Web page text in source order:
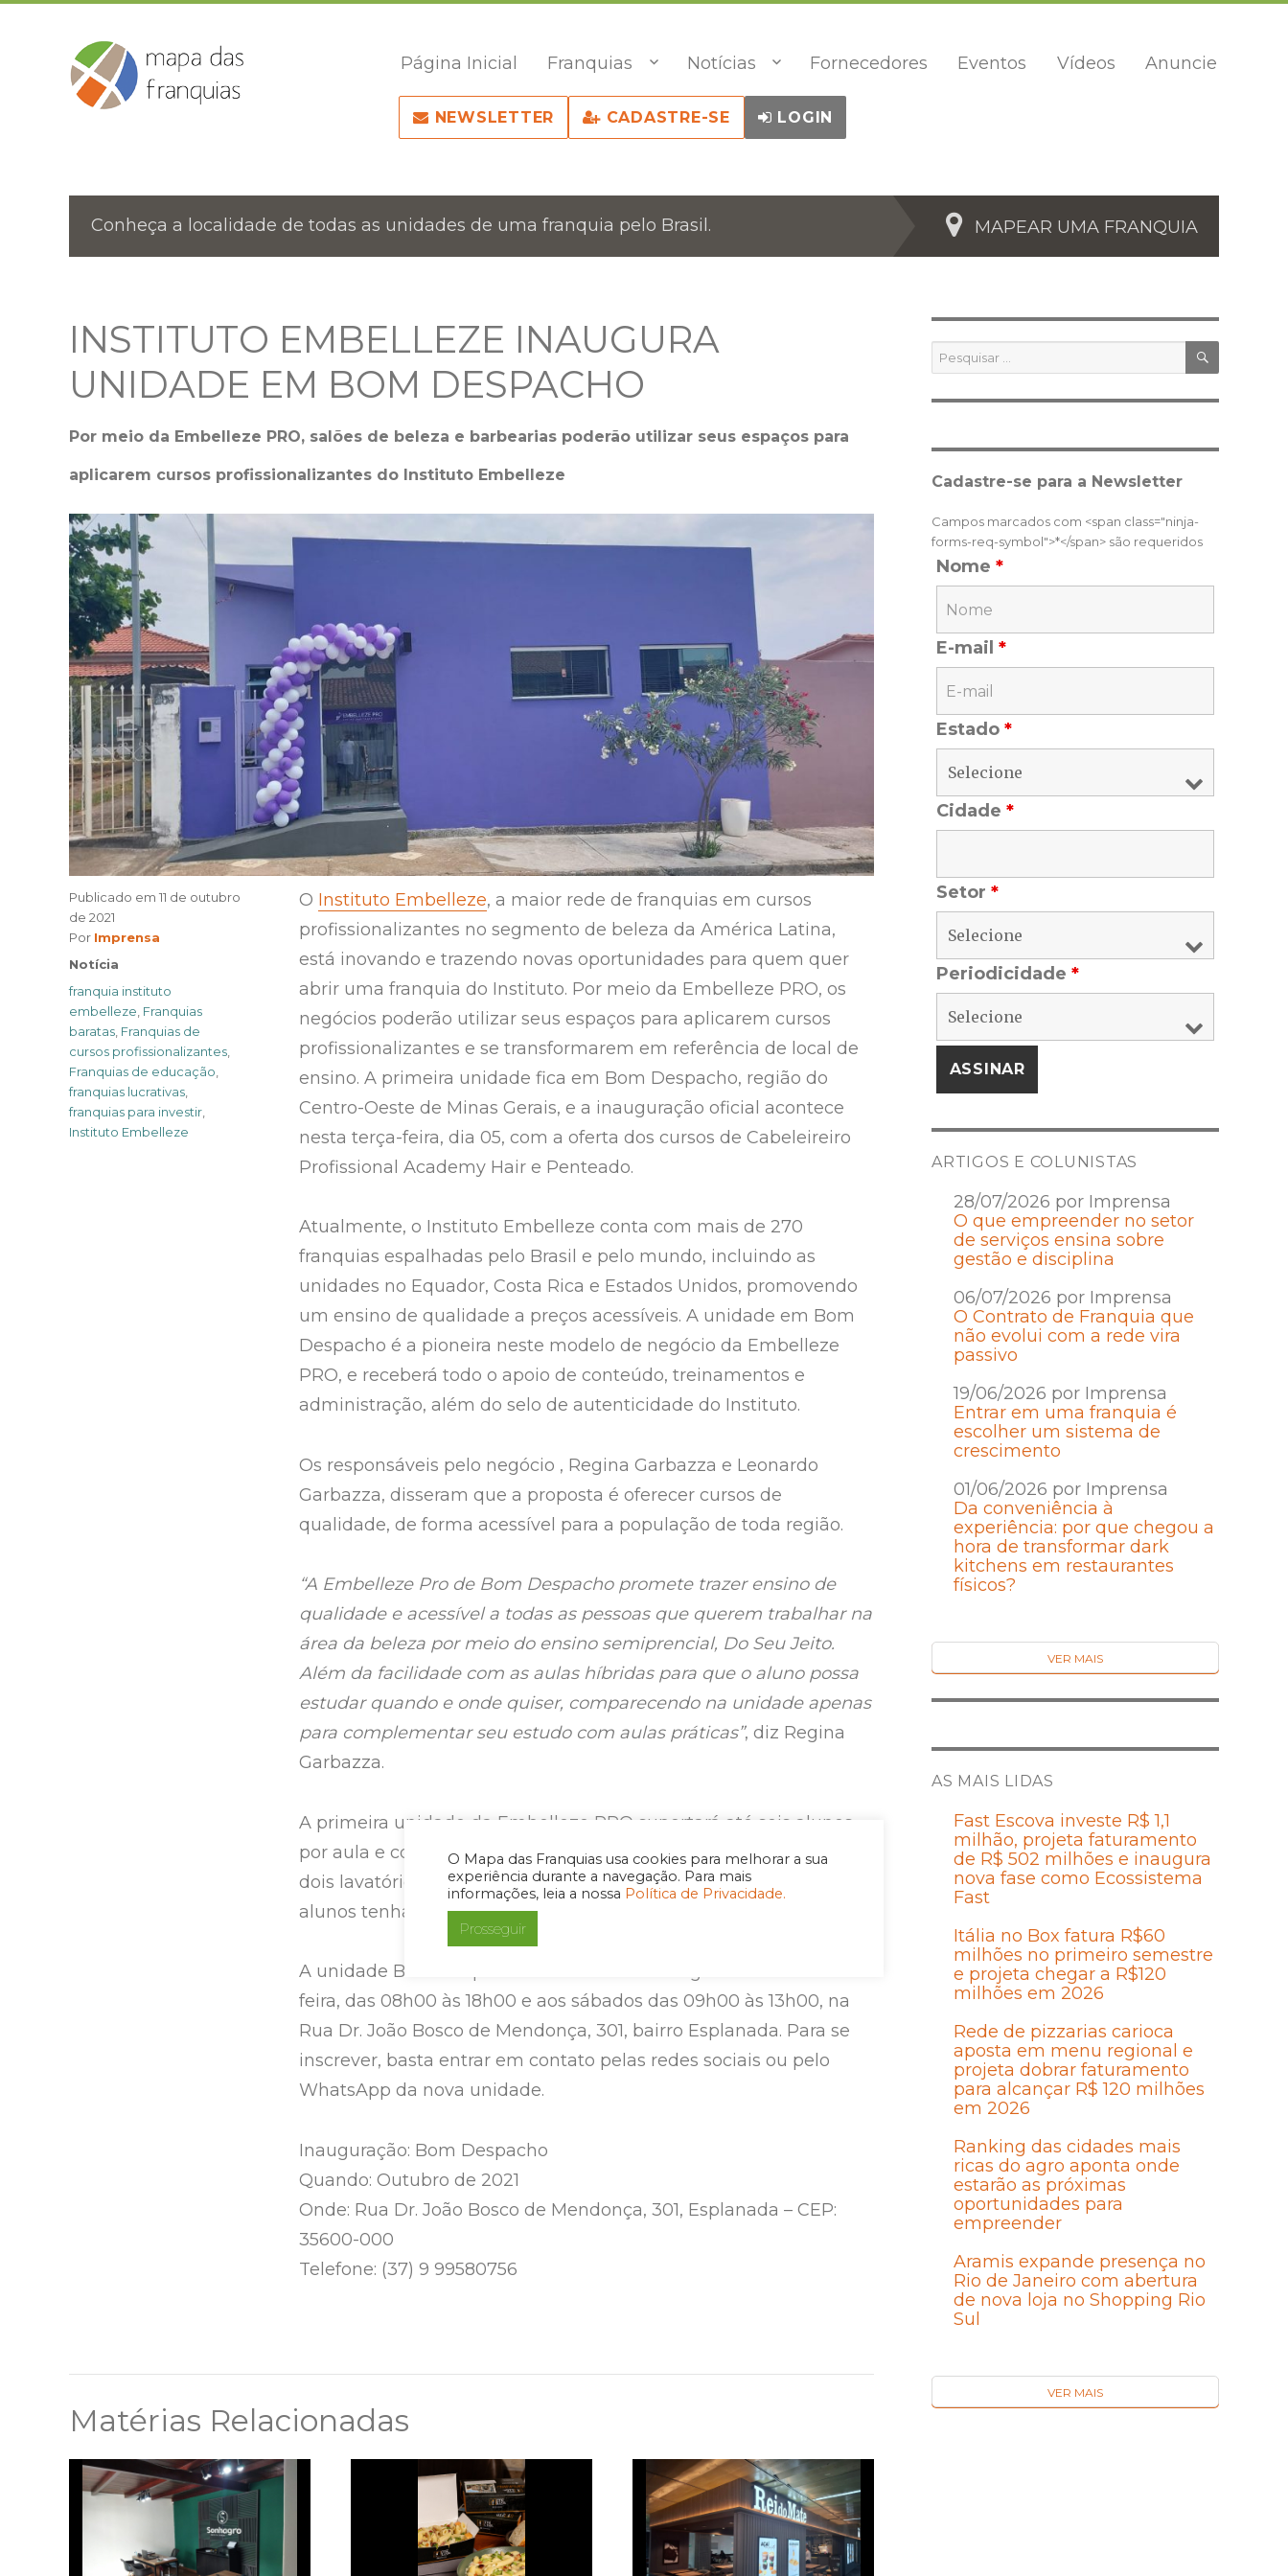
O Mapa das Franquias usa cookies para melhorar a sua
experiência durante a navegação. Para mais
informações, leia a nossa Política de Privacidade.
Prosseguir
Página Inicial Franquias Notícias Fornecedores Eventos Vídeos Anuncie
NEWSLETTER CADASTRE-SE LOGIN
Conheça a localidade de todas as unidades de uma franquia pelo Brasil. MAPEAR UMA FRANQUIA
INSTITUTO EMBELLEZE INAUGURA
UNIDADE EM BOM DESPACHO
Por meio da Embelleze PRO, salões de beleza e barbearias poderão utilizar seus espaços para
aplicarem cursos profissionalizantes do Instituto Embelleze
O Instituto Embelleze, a maior rede de franquias em cursos
profissionalizantes no segmento de beleza da América Latina,
está inovando e trazendo novas oportunidades para quem quer
abrir uma franquia do Instituto. Por meio da Embelleze PRO, os
negócios poderão utilizar seus espaços para aplicarem cursos
profissionalizantes e se transformarem em referência de local de
ensino. A primeira unidade fica em Bom Despacho, região do
Centro-Oeste de Minas Gerais, e a inauguração oficial acontece
nesta terça-feira, dia 05, com a oferta dos cursos de Cabeleireiro
Profissional Academy Hair e Penteado.
Atualmente, o Instituto Embelleze conta com mais de 270
franquias espalhadas pelo Brasil e pelo mundo, incluindo as
unidades no Equador, Costa Rica e Estados Unidos, promovendo
um ensino de qualidade a preços acessíveis. A unidade em Bom
Despacho é a pioneira neste modelo de negócio da Embelleze
PRO, e receberá todo o apoio de conteúdo, treinamentos e
administração, além do selo de autenticidade do Instituto.
Os responsáveis pelo negócio , Regina Garbazza e Leonardo
Garbazza, disseram que a proposta é oferecer cursos de
qualidade, de forma acessível para a população de toda região.
“A Embelleze Pro de Bom Despacho promete trazer ensino de
qualidade e acessível a todas as pessoas que querem trabalhar na
área da beleza por meio do ensino semiprencial, Do Seu Jeito.
Além da facilidade com as aulas híbridas para que o aluno possa
estudar quando e onde quiser, comparecendo na unidade apenas
para complementar seu estudo com aulas práticas”, diz Regina
Garbazza.
A primeira unidade da Embelleze PRO suportará até seis alunos
por aula e conta com seis cadeiras para realizar as aulas práticas,
dois lavatórios e uma sala climatizada e confortável para que os
alunos tenham a melhor experiência.
A unidade Bom Despacho irá funcionar de segunda-feira a sexta-
feira, das 08h00 às 18h00 e aos sábados das 09h00 às 13h00, na
Rua Dr. João Bosco de Mendonça, 301, bairro Esplanada. Para se
inscrever, basta entrar em contato pelas redes sociais ou pelo
WhatsApp da nova unidade.
Inauguração: Bom Despacho
Quando: Outubro de 2021
Onde: Rua Dr. João Bosco de Mendonça, 301, Esplanada – CEP:
35600-000
Telefone: (37) 9 99580756
Publicado em 11 de outubro
de 2021
Por Author
Imprensa
Categories
Notícia
Tags
franquia instituto
embelleze Franquias
baratas Franquias de
cursos profissionalizantes
Franquias de educação
franquias lucrativas
franquias para investir
Instituto Embelleze
Matérias Relacionadas
Pesquisar
por:
Cadastre-se para a Newsletter
Campos marcados com <span class="ninja-
forms-req-symbol">*</span> são requeridos
Nome *
E-mail *
Estado *
Cidade *
Setor *
Periodicidade *
ARTIGOS E COLUNISTAS
28/07/2026 por Imprensa
O que empreender no setor
de serviços ensina sobre
gestão e disciplina
06/07/2026 por Imprensa
O Contrato de Franquia que
não evolui com a rede vira
passivo
19/06/2026 por Imprensa
Entrar em uma franquia é
escolher um sistema de
crescimento
01/06/2026 por Imprensa
Da conveniência à
experiência: por que chegou a
hora de transformar dark
kitchens em restaurantes
físicos?
VER MAIS
AS MAIS LIDAS
Fast Escova investe R$ 1,1
milhão, projeta faturamento
de R$ 502 milhões e inaugura
nova fase como Ecossistema
Fast
Itália no Box fatura R$60
milhões no primeiro semestre
e projeta chegar a R$120
milhões em 2026
Rede de pizzarias carioca
aposta em menu regional e
projeta dobrar faturamento
para alcançar R$ 120 milhões
em 2026
Ranking das cidades mais
ricas do agro aponta onde
estarão as próximas
oportunidades para
empreender
Aramis expande presença no
Rio de Janeiro com abertura
de nova loja no Shopping Rio
Sul
VER MAIS